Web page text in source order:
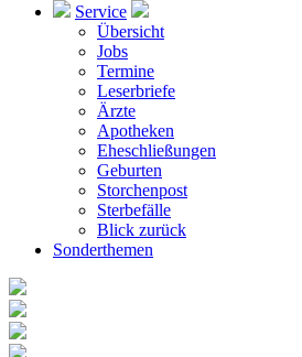
Service
Übersicht
Jobs
Termine
Leserbriefe
Ärzte
Apotheken
Eheschließungen
Geburten
Storchenpost
Sterbefälle
Blick zurück
Sonderthemen